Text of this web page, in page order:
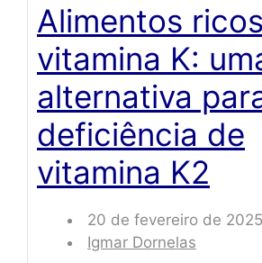
Alimentos
vitamina K:
alternativa
deficiência de
vitamina K2
20 de fevereiro de 2025
Igmar Dornelas